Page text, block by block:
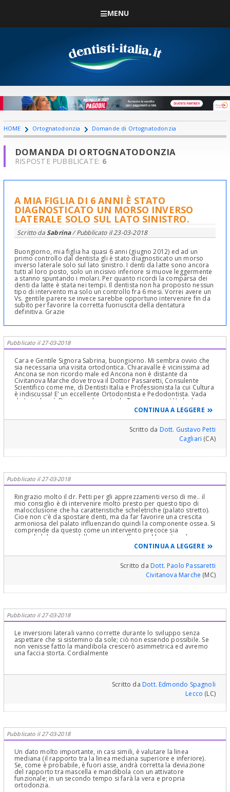
MENU
HOME Ortognatodonzia Domande di Ortognatodonzia
DOMANDA DI ORTOGNATODONZIA
RISPOSTE PUBBLICATE: 6
A MIA FIGLIA DI 6 ANNI È STATO
DIAGNOSTICATO UN MORSO INVERSO
LATERALE SOLO SUL LATO SINISTRO.
Scritto daSabrina/ Pubblicato il23-03-2018
Buongiorno, mia figlia ha quasi 6 anni (giugno 2012) ed ad un
primo controllo dal dentista gli è stato diagnosticato un morso
inverso laterale solo sul lato sinistro. I denti da latte sono ancora
tutti al loro posto, solo un incisivo inferiore si muove leggermente
a stanno spuntando i molari. Per quanto ricordi la comparsa dei
denti da latte è stata nei tempi. Il dentista non ha proposto nessun
tipo di intervento ma solo un controllo fra 6 mesi. Vorrei avere un
Vs. gentile parere se invece sarebbe opportuno intervenire fin da
subito per favorire la corretta fuoriuscita della dentatura
definitiva. Grazie
Pubblicato il 27-03-2018
Cara e Gentile Signora Sabrina, buongiorno. Mi sembra ovvio che
sia necessaria una visita ortodontica. Chiaravalle è vicinissima ad
Ancona se non ricordo male ed Ancona non è distante da
Civitanova Marche dove trova il Dottor Passaretti, Consulente
Scientifico come me, di Dentisti Italia e Professionista la cui Cultura
è indiscussa! E' un eccellente Ortodontista e Pedodontista. Vada
da Lui ed avrà Diagnosi ed eventuale Terapia sicura! Veda, la
diagnosi Ortodontica è cosa seria e dipende da una infinità di
problemi da valutare con accurato check up ortodontico e
cefalometria che misura delle semirette che individuano dei piani
e degli angoli in base a cui si fa una diagnosi e si prospetta una
terapia ortodontica e che è compreso in più visite, rilievi di dati e
soprattutto uno studio a "tavolino" dei problemi da correggere; è
problema senza fargli fare tutti i "passaggi" che lo possano
portare alla soluzione richiesta. Tutto questo senza dimenticare la
fisiopatologia della Lingua! Per il resto che posso dire se non che
la "saldatura" delle suture ossee pterigo-mascellari è un processo
che avviene intorno ai 7 anni circa e anche prima e la sutura
palatina media si chiude solitamente intorno ai 12, 13 anni nelle
bambine e ai 13, 14 anni nei bambini. Quindi prima si inizia la
terapia ortodontica e meglio è. Anche intorno ai 5 anni. Sua figlia
ne ha quasi sei ed è nei tempi "giusti2 sempre che l'età scheletrica
e quella anagrafica "corrispondano"! Vede, siamo entrati in
CONTINUA A LEGGERE
Scritto da Dott. Gustavo Petti
Cagliari (CA)
Pubblicato il 27-03-2018
Ringrazio molto il dr. Petti per gli apprezzamenti verso di me.. il
mio consiglio è di intervenire molto presto per questo tipo di
malocclusione che ha caratteristiche scheletriche (palato stretto).
Cioe non c'è da spostare denti, ma da far favorire una crescita
armoniosa del palato influenzando quindi la componente ossea. Si
comprende da questo come un intervento precoce sia
consigliabile per via della maggiore efficacia. Ma può anche
aspettare i sei mesi che dice il suo dr. Tenga presente che quasi
sempre alla base di questo tipo di malocclusione c'è la postura
linguale errata a causa di qualche abitudine viziata infantile. O da
un frenulo corto. Per cui è consigliabile visita da logopedista allo
scopo di correggere anche la probabile causa. Con terapia
miofunzuonale. Tenga anche presente che le'è malocclusioni
CONTINUA A LEGGERE
Scritto daDott. Paolo Passaretti
Civitanova Marche (MC)
Pubblicato il 27-03-2018
Le inversioni laterali vanno corrette durante lo sviluppo senza
aspettare che si sistemino da sole; ciò non essendo possibile. Se
non venisse fatto la mandibola crescerò asimmetrica ed avremo
una faccia storta. Cordialmente
Scritto daDott. Edmondo Spagnoli
Lecco (LC)
Pubblicato il 27-03-2018
Un dato molto importante, in casi simili, è valutare la linea
mediana (il rapporto tra la linea mediana superiore e inferiore).
Se, come è probabile, è fuori asse, andrà corretta la deviazione
del rapporto tra mascella e mandibola con un attivatore
funzionale; in un secondo tempo si farà la vera e propria
ortodonzia.